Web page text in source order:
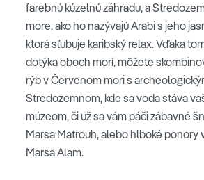
farebnú kúzelnú záhradu, a
more, ako ho nazývajú Arabi s jeho
ktorá sľubuje karibský relax. Vďaka
dotýka oboch morí, môžete
rýb v Červenom mori s
Stredozemnom, kde sa voda stáva
múzeom, či už sa vám páči zábavné
Marsa Matrouh, alebo hlboké ponory
Marsa Alam.